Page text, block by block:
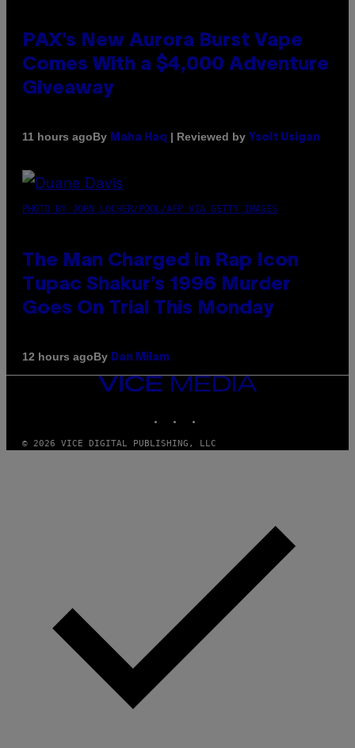
PAX’s New Aurora Burst Vape
Comes With a $4,000 Adventure
Giveaway
11 hours agoBy Maha Haq | Reviewed by Ysolt Usigan
PHOTO BY JOHN LOCHER/POOL/AFP VIA GETTY IMAGES
The Man Charged in Rap Icon
Tupac Shakur’s 1996 Murder
Goes On Trial This Monday
12 hours agoBy Dan Milam
VICE
MEDIA
© 2026 VICE DIGITAL PUBLISHING, LLC